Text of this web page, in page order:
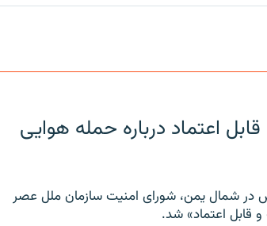
اعتماد درباره حمله هوایی
در شمال یمن، شورای امنیت سازمان ملل عصر
قابل اعتماد» شد.